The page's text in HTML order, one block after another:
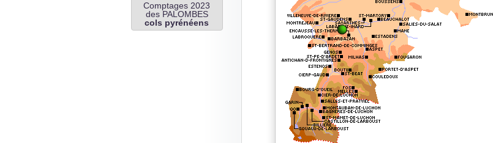
Comptages 2023
des PALOMBES
cols pyrénéens